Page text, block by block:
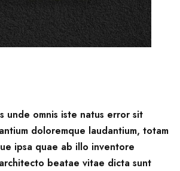
unde omnis iste natus error sit
doloremque laudantium, totam
ipsa quae ab illo inventore
beatae vitae dicta sunt